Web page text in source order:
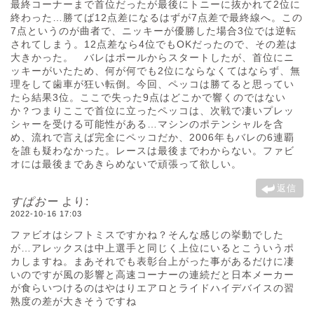
最終コーナーまで首位だったが最後にトニーに抜かれて2位に
終わった…勝てば12点差になるはずが7点差で最終線へ。この
7点というのが曲者で、ニッキーが優勝した場合3位では逆転
されてしまう。12点差なら4位でもOKだったので、その差は
大きかった。 バレはポールからスタートしたが、首位にニ
ッキーがいたため、何が何でも2位にならなくてはならず、無
理をして歯車が狂い転倒。今回、ペッコは勝てると思ってい
たら結果3位。ここで失った9点はどこかで響くのではない
か？つまりここで首位に立ったペッコは、次戦で凄いプレッ
シャーを受ける可能性がある…マシンのポテンシャルを含
め、流れで言えば完全にペッコだか、2006年もバレの6連覇
を誰も疑わなかった。レースは最後までわからない。ファビ
オには最後まであきらめないで頑張って欲しい。
返信
すぱおー より:
2022-10-16 17:03
ファビオはシフトミスですかね？そんな感じの挙動でした
が…アレックスは中上選手と同じく上位にいるとこういうポ
カしますね。まあそれでも表彰台上がった事があるだけに凄
いのですが風の影響と高速コーナーの連続だと日本メーカー
が食らいつけるのはやはりエアロとライドハイデバイスの習
熟度の差が大きそうですね